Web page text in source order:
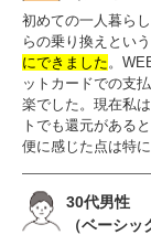
初めての一人暮ら
らの乗り換えとい
にできました。
ットカードでの支
楽でした。現在私
トでも還元がある
便に感じた点は特に
30代男性
（ベーシッ